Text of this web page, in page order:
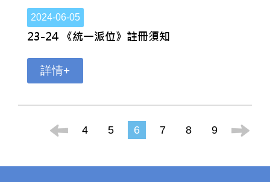
2024-06-05
23-24 《統一派位》註冊須知
詳情+
4 5 6 7 8 9